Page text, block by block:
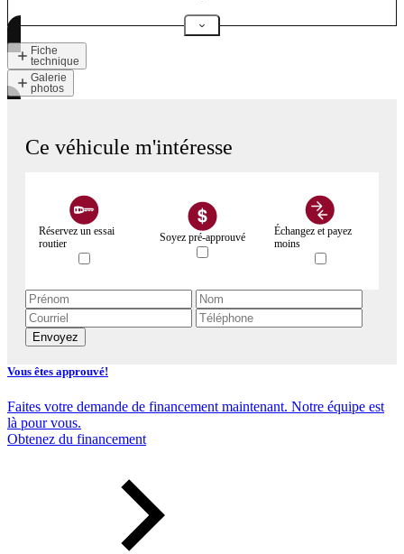
Fiche
technique
Galerie
photos
Ce véhicule m'intéresse
Réservez un essai
routier
Soyez pré-approuvé
Échangez et payez
moins
Envoyez
Vous êtes approuvé!
Faites votre demande de financement maintenant. Notre équipe est
là pour vous.
Obtenez du financement